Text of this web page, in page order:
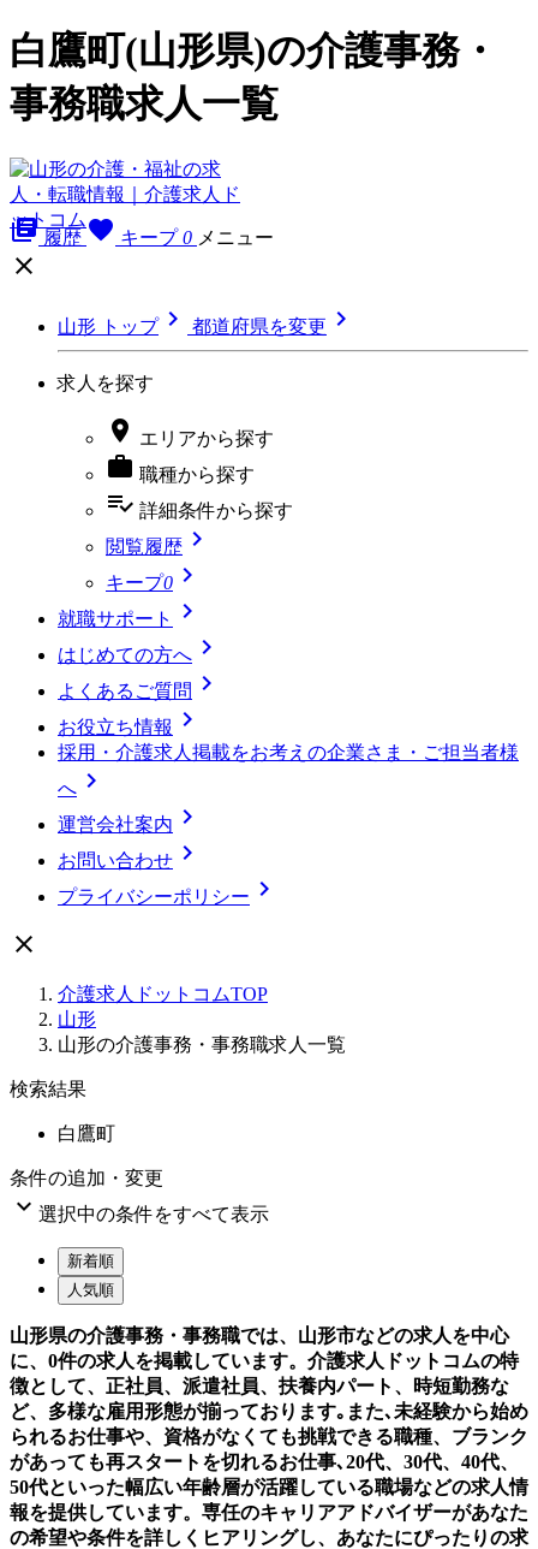
白鷹町(山形県)の介護事務・
事務職求人一覧
library_books 履歴 favorite キープ 0 メニュー

山形 トップ 都道府県を変更 
求人を探す
 エリアから探す
 職種から探す
playlist_add_check 詳細条件から探す
閲覧履歴 
キープ0 
就職サポート 
はじめての方へ 
よくあるご質問 
お役立ち情報 
採用・介護求人掲載をお考えの企業さま・ご担当者様
へ 
運営会社案内 
お問い合わせ 
プライバシーポリシー 

介護求人ドットコムTOP
山形
山形の介護事務・事務職求人一覧
検索結果
白鷹町
条件の追加・変更
 選択中の条件をすべて表示
新着順
人気順
山形県の介護事務・事務職では、山形市などの求人を中心
に、0件の求人を掲載しています。介護求人ドットコムの特
徴として、正社員、派遣社員、扶養内パート、時短勤務な
ど、多様な雇用形態が揃っております｡また､未経験から始め
られるお仕事や、資格がなくても挑戦できる職種、ブランク
があっても再スタートを切れるお仕事､20代、30代、40代、
50代といった幅広い年齢層が活躍している職場などの求人情
報を提供しています。専任のキャリアアドバイザーがあなた
の希望や条件を詳しくヒアリングし、あなたにぴったりの求